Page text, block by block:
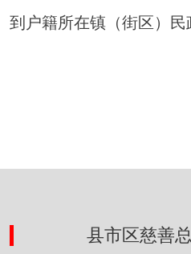
到户籍所在镇（街区）民
县市区慈善